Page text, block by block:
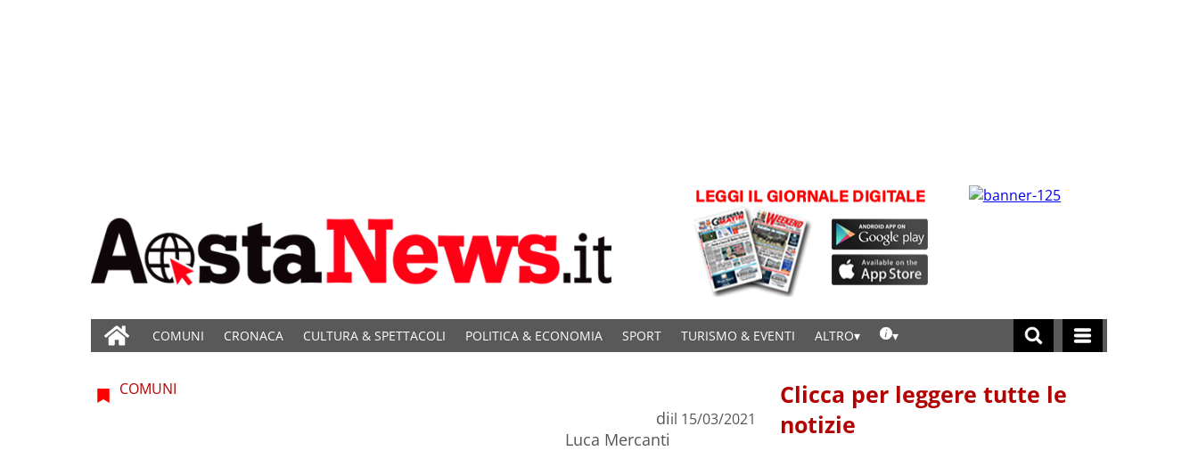
COMUNI CRONACA CULTURA & SPETTACOLI POLITICA & ECONOMIA SPORT TURISMO & EVENTI ALTRO
COMUNI
di
Luca Mercanti
il 15/03/2021
Clicca per leggere tutte le
notizie